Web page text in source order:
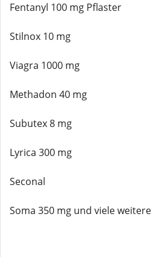
Fentanyl 100 mg Pflaster
Stilnox 10 mg
Viagra 1000 mg
Methadon 40 mg
Subutex 8 mg
Lyrica 300 mg
Seconal
Soma 350 mg und viele weitere